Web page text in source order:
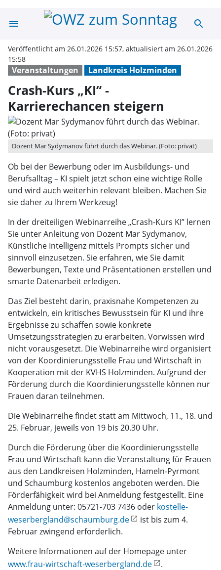
menu Crash-Kurs search
Veranstaltungen Landkreis Holzminden
Veröffentlicht am 26.01.2026 15:57, aktualisiert am 26.01.2026
15:58
Crash-Kurs „KI“ -
Karrierechancen steigern
Dozent Mar Sydymanov führt durch das Webinar. (Foto: privat)
Ob bei der Bewerbung oder im Ausbildungs- und
Berufsalltag – KI spielt jetzt schon eine wichtige Rolle
und wird auch weiterhin relevant bleiben. Machen Sie
sie daher zu Ihrem Werkzeug!
In der dreiteiligen Webinarreihe „Crash-Kurs KI” lernen
Sie unter Anleitung von Dozent Mar Sydymanov,
Künstliche Intelligenz mittels Prompts sicher und
sinnvoll einzusetzen. Sie erfahren, wie Sie damit
Bewerbungen, Texte und Präsentationen erstellen und
smarte Datenarbeit erledigen.
Das Ziel besteht darin, praxisnahe Kompetenzen zu
entwickeln, ein kritisches Bewusstsein für KI und ihre
Ergebnisse zu schaffen sowie konkrete
Umsetzungsstrategien zu erarbeiten. Vorwissen wird
nicht vorausgesetzt. Die Webinarreihe wird organisiert
von der Koordinierungsstelle Frau und Wirtschaft in
Kooperation mit der KVHS Holzminden. Aufgrund der
Förderung durch die Koordinierungsstelle können nur
Frauen daran teilnehmen.
Die Webinarreihe findet statt am Mittwoch, 11., 18. und
25. Februar, jeweils von 19 bis 20.30 Uhr.
Durch die Förderung über die Koordinierungsstelle
Frau und Wirtschaft kann die Veranstaltung für Frauen
aus den Landkreisen Holzminden, Hameln-Pyrmont
und Schaumburg kostenlos angeboten werden. Die
Förderfähigkeit wird bei Anmeldung festgestellt. Eine
Anmeldung unter: 05721-703 7436 oder kostelle-
weserbergland@schaumburg.de
ist bis zum 4.
Februar zwingend erforderlich.
Weitere Informationen auf der Homepage unter
www.frau-wirtschaft-weserbergland.de
.